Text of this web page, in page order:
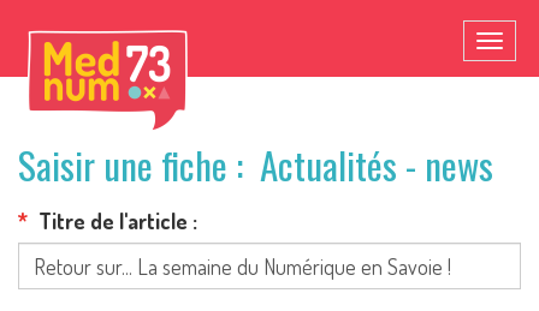
Saisir une fiche : Actualités - news
Titre de l'article